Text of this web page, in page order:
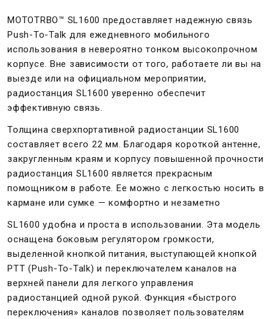
MOTOTRBO™ SL1600 предоставляет надежную связь
Push-To-Talk для ежедневного мобильного
использования в невероятно тонком высокопрочном
корпусе. Вне зависимости от того, работаете ли вы на
выезде или на официальном мероприятии,
радиостанция SL1600 уверенно обеспечит
эффективную связь.
Толщина сверхпортативной радиостанции SL1600
составляет всего 22 мм. Благодаря короткой антенне,
закругленным краям и корпусу повышенной прочности
радиостанция SL1600 является прекрасным
помощником в работе. Ее можно с легкостью носить в
кармане или сумке — комфортно и незаметно
SL1600 удобна и проста в использовании. Эта модель
оснащена боковым регулятором громкости,
выделенной кнопкой питания, выступающей кнопкой
PTT (Push-To-Talk) и переключателем каналов на
верхней панели для легкого управления
радиостанцией одной рукой. Функция «быстрого
переключения» каналов позволяет пользователям